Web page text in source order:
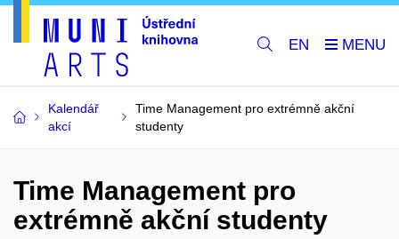
EN
Kalendář
akcí
Time Management pro extrémně akční
studenty
Time Management pro
extrémně akční studenty